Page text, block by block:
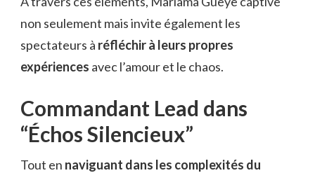
non seulement mais invite également les
spectateurs à réfléchir à leurs propres
expériences avec l’amour et le chaos.
Commandant Lead dans
“Échos Silencieux”
Tout en naviguant dans les complexités du